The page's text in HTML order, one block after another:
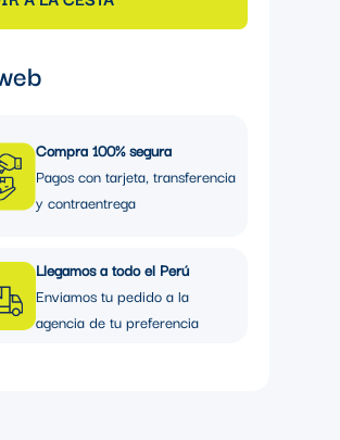
Compra 100% segura
Pagos con tarjeta, transferencia
y contraentrega
Llegamos a todo el Perú
Enviamos tu pedido a la
agencia de tu preferencia